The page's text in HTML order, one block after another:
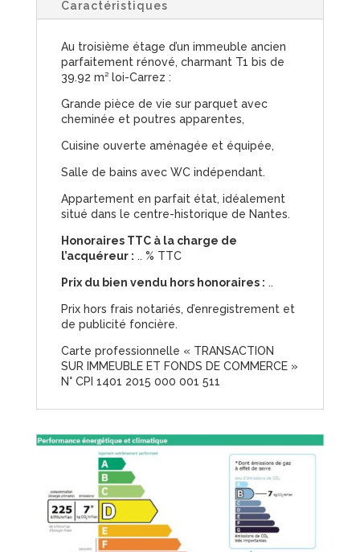
Caractéristiques
Au troisième étage d’un immeuble ancien
parfaitement rénové, charmant T1 bis de
39.92 m² loi-Carrez :
Grande pièce de vie sur parquet avec
cheminée et poutres apparentes,
Cuisine ouverte aménagée et équipée,
Salle de bains avec WC indépendant.
Appartement en parfait état, idéalement
situé dans le centre-historique de Nantes.
Honoraires TTC à la charge de
l’acquéreur : .. % TTC
Prix du bien vendu hors honoraires : ..
Prix hors frais notariés, d’enregistrement et
de publicité foncière.
Carte professionnelle « TRANSACTION
SUR IMMEUBLE ET FONDS DE COMMERCE »
N° CPI 1401 2015 000 001 511